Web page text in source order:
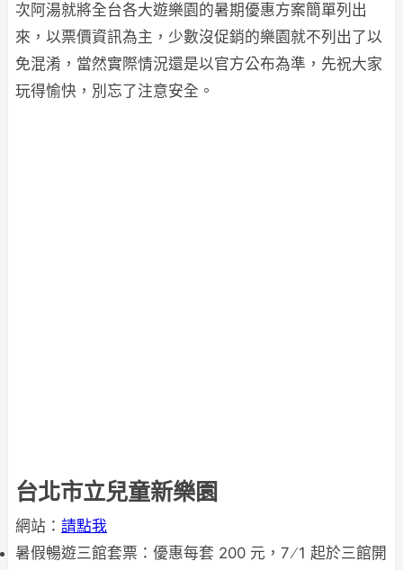
次阿湯就將全台各大遊樂園的暑期優惠方案簡單列出
來，以票價資訊為主，少數沒促銷的樂園就不列出了以
免混淆，當然實際情況還是以官方公布為準，先祝大家
玩得愉快，別忘了注意安全。
台北市立兒童新樂園
網站： 請點我
暑假暢遊三館套票：優惠每套 200 元，7 ∕ 1 起於三館開